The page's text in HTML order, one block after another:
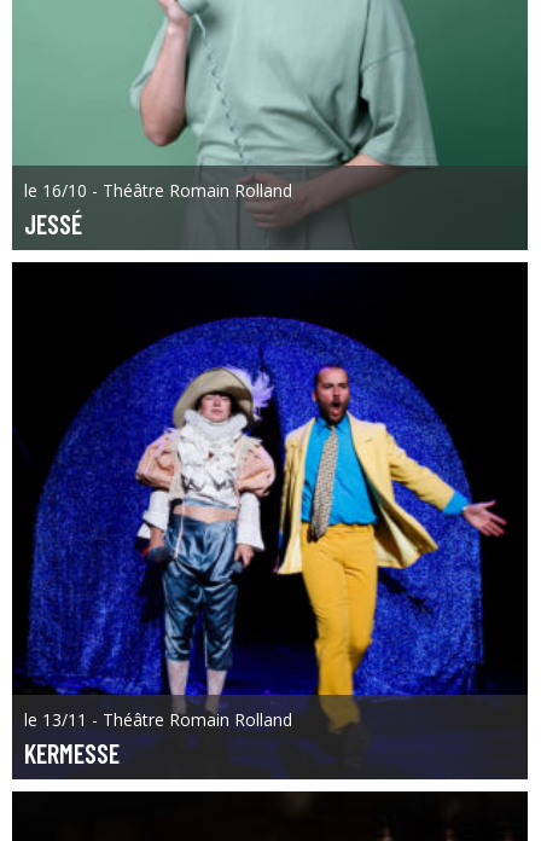
le 16/10 - Théâtre Romain Rolland
JESSÉ
le 13/11 - Théâtre Romain Rolland
KERMESSE